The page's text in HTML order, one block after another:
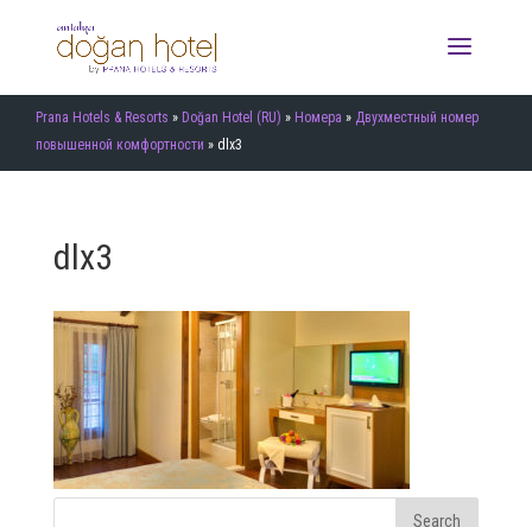
Prana Hotels & Resorts » Doğan Hotel (RU) » Номера » Двухместный номер
повышенной комфортности » dlx3
dlx3